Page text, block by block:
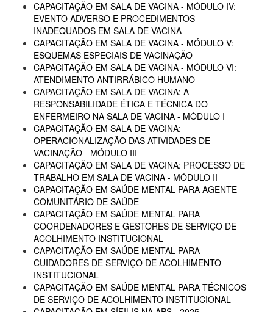
CAPACITAÇÃO EM SALA DE VACINA - MÓDULO IV:
EVENTO ADVERSO E PROCEDIMENTOS
INADEQUADOS EM SALA DE VACINA
CAPACITAÇÃO EM SALA DE VACINA - MÓDULO V:
ESQUEMAS ESPECIAIS DE VACINAÇÃO
CAPACITAÇÃO EM SALA DE VACINA - MÓDULO VI:
ATENDIMENTO ANTIRRÁBICO HUMANO
CAPACITAÇÃO EM SALA DE VACINA: A
RESPONSABILIDADE ÉTICA E TÉCNICA DO
ENFERMEIRO NA SALA DE VACINA - MÓDULO I
CAPACITAÇÃO EM SALA DE VACINA:
OPERACIONALIZAÇÃO DAS ATIVIDADES DE
VACINAÇÃO - MÓDULO III
CAPACITAÇÃO EM SALA DE VACINA: PROCESSO DE
TRABALHO EM SALA DE VACINA - MÓDULO II
CAPACITAÇÃO EM SAÚDE MENTAL PARA AGENTE
COMUNITÁRIO DE SAÚDE
CAPACITAÇÃO EM SAÚDE MENTAL PARA
COORDENADORES E GESTORES DE SERVIÇO DE
ACOLHIMENTO INSTITUCIONAL
CAPACITAÇÃO EM SAÚDE MENTAL PARA
CUIDADORES DE SERVIÇO DE ACOLHIMENTO
INSTITUCIONAL
CAPACITAÇÃO EM SAÚDE MENTAL PARA TÉCNICOS
DE SERVIÇO DE ACOLHIMENTO INSTITUCIONAL